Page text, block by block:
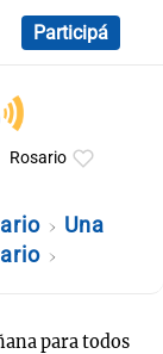
Participá
Rosario
Una
para todos